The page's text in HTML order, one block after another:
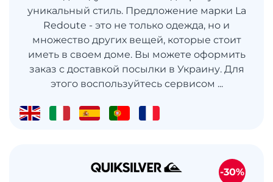
уникальный стиль. Предложение марки La
Redoute - это не только одежда, но и
множество других вещей, которые стоит
иметь в своем доме. Вы можете оформить
заказ с доставкой посылки в Украину. Для
этого воспользуйтесь сервисом ...
-30%